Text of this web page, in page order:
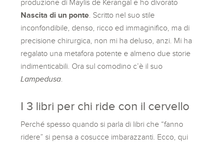
produzione di Maylis de Kerangal e ho divorato
Nascita di un ponte . Scritto nel suo stile
inconfondibile, denso, ricco ed immaginifico, ma di
precisione chirurgica, non mi ha deluso, anzi. Mi ha
regalato una metafora potente e almeno due storie
indimenticabili. Ora sul comodino c’è il suo
Lampedusa
I 3 libri per chi ride con il cervello
Perché spesso quando si parla di libri che “fanno
ridere” si pensa a cosucce imbarazzanti. Ecco, qui